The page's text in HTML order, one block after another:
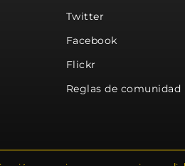
Twitter
Facebook
Flickr
Reglas de comunidad